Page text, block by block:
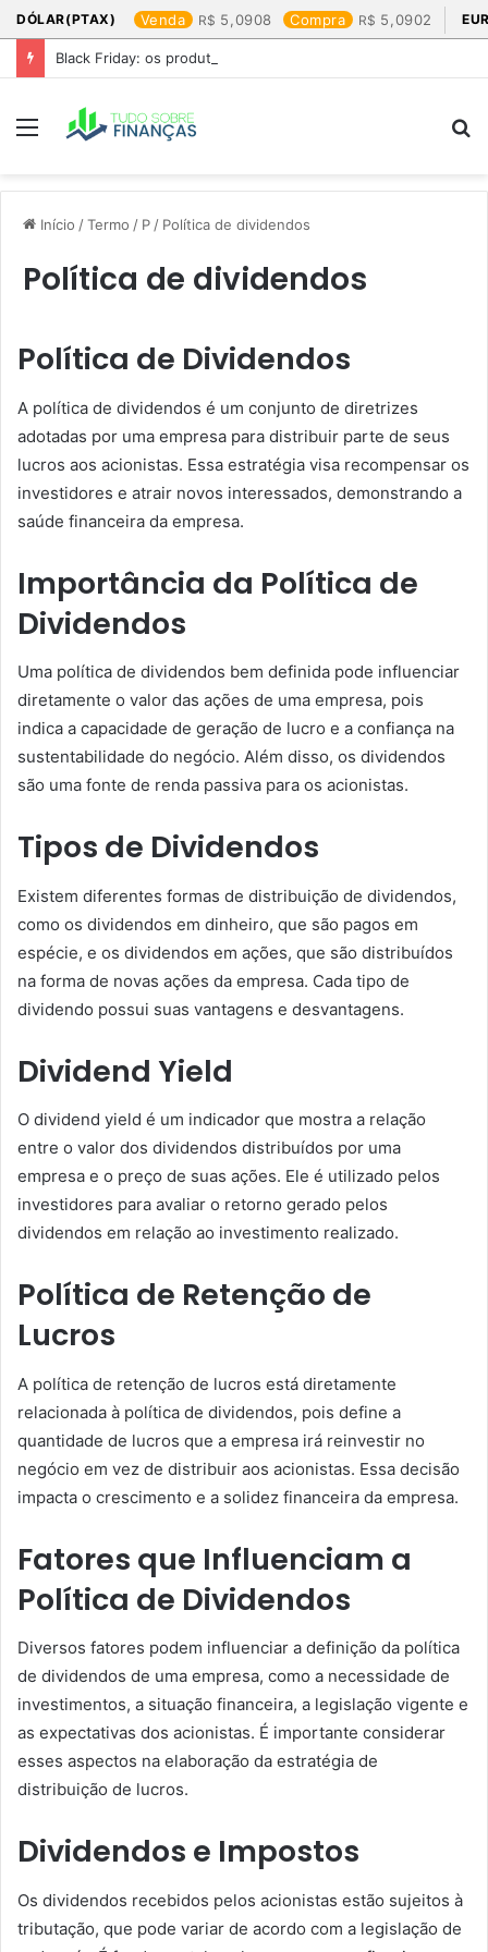
DÓLAR(PTAX) Venda 5,0908 Compra 5,0902
Black Friday: os produtos que mais valem a pena
Menu
Início /Termo / P / Política de dividendos
Política de dividendos
Política de Dividendos
A política de dividendos é um conjunto de diretrizes
adotadas por uma empresa para distribuir parte de seus
lucros aos acionistas. Essa estratégia visa recompensar os
investidores e atrair novos interessados, demonstrando a
saúde financeira da empresa.
Importância da Política de
Dividendos
Uma política de dividendos bem definida pode influenciar
diretamente o valor das ações de uma empresa, pois
indica a capacidade de geração de lucro e a confiança na
sustentabilidade do negócio. Além disso, os dividendos
são uma fonte de renda passiva para os acionistas.
Tipos de Dividendos
Existem diferentes formas de distribuição de dividendos,
como os dividendos em dinheiro, que são pagos em
espécie, e os dividendos em ações, que são distribuídos
na forma de novas ações da empresa. Cada tipo de
dividendo possui suas vantagens e desvantagens.
Dividend Yield
O dividend yield é um indicador que mostra a relação
entre o valor dos dividendos distribuídos por uma
empresa e o preço de suas ações. Ele é utilizado pelos
investidores para avaliar o retorno gerado pelos
dividendos em relação ao investimento realizado.
Política de Retenção de
Lucros
A política de retenção de lucros está diretamente
relacionada à política de dividendos, pois define a
quantidade de lucros que a empresa irá reinvestir no
negócio em vez de distribuir aos acionistas. Essa decisão
impacta o crescimento e a solidez financeira da empresa.
Fatores que Influenciam a
Política de Dividendos
Diversos fatores podem influenciar a definição da política
de dividendos de uma empresa, como a necessidade de
investimentos, a situação financeira, a legislação vigente e
as expectativas dos acionistas. É importante considerar
esses aspectos na elaboração da estratégia de
distribuição de lucros.
Dividendos e Impostos
Os dividendos recebidos pelos acionistas estão sujeitos à
tributação, que pode variar de acordo com a legislação de